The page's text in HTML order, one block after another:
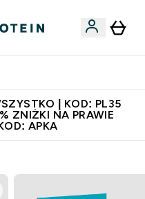
| KOD: PL35
ZNIŻKI NA PRAWIE
APKA